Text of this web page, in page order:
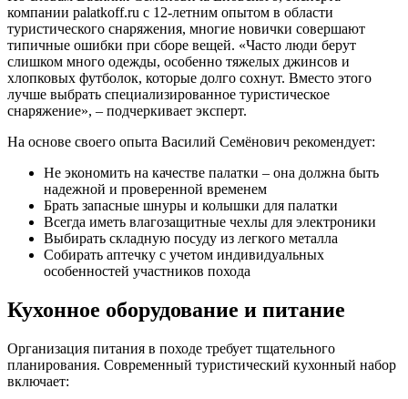
компании palatkoff.ru с 12-летним опытом в области
туристического снаряжения, многие новички совершают
типичные ошибки при сборе вещей. «Часто люди берут
слишком много одежды, особенно тяжелых джинсов и
хлопковых футболок, которые долго сохнут. Вместо этого
лучше выбрать специализированное туристическое
снаряжение», – подчеркивает эксперт.
На основе своего опыта Василий Семёнович рекомендует:
Не экономить на качестве палатки – она должна быть
надежной и проверенной временем
Брать запасные шнуры и колышки для палатки
Всегда иметь влагозащитные чехлы для электроники
Выбирать складную посуду из легкого металла
Собирать аптечку с учетом индивидуальных
особенностей участников похода
Кухонное оборудование и питание
Организация питания в походе требует тщательного
планирования. Современный туристический кухонный набор
включает: